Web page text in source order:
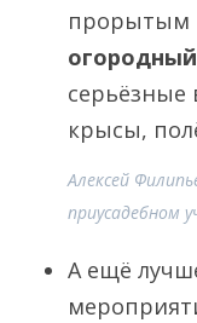
прорытым
огородный
серьёзные
крысы,
Алексей
приусадебном
А ещё